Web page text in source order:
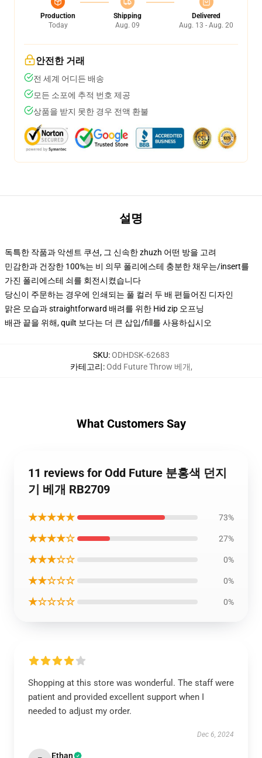
Production
Today
Shipping
Aug. 09
Delivered
Aug. 13 - Aug. 20
안전한 거래
전 세계 어디든 배송
모든 소포에 추적 번호 제공
상품을 받지 못한 경우 전액 환불
설명
독특한 작품과 악센트 쿠션, 그 신속한 zhuzh 어떤 방을 고려
민감한과 건장한 100%는 비 의무 폴리에스테 충분한 채우는/insert를
가진 폴리에스테 쇠를 회전시켰습니다
당신이 주문하는 경우에 인쇄되는 풀 컬러 두 배 편들어진 디자인
맑은 모습과 straightforward 배려를 위한 Hid zip 오프닝
배관 끝을 위해, quilt 보다는 더 큰 삽입/fill를 사용하십시오
SKU:ODHDSK-62683
카테고리:Odd Future Throw 베개,
What Customers Say
11 reviews for Odd Future 분홍색 던지
기 베개 RB2709
★★★★★ 73%
★★★★☆ 27%
★★★☆☆ 0%
★★☆☆☆ 0%
★☆☆☆☆ 0%
Shopping at this store was wonderful. The staff were
patient and provided excellent support when I
needed to adjust my order.
Dec 6, 2024
Ethan